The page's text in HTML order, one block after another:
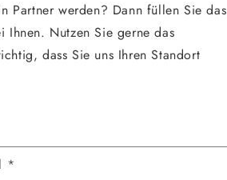
Partner werden? Dann füllen Sie das
Ihnen. Nutzen Sie gerne das
dass Sie uns Ihren Standort
*